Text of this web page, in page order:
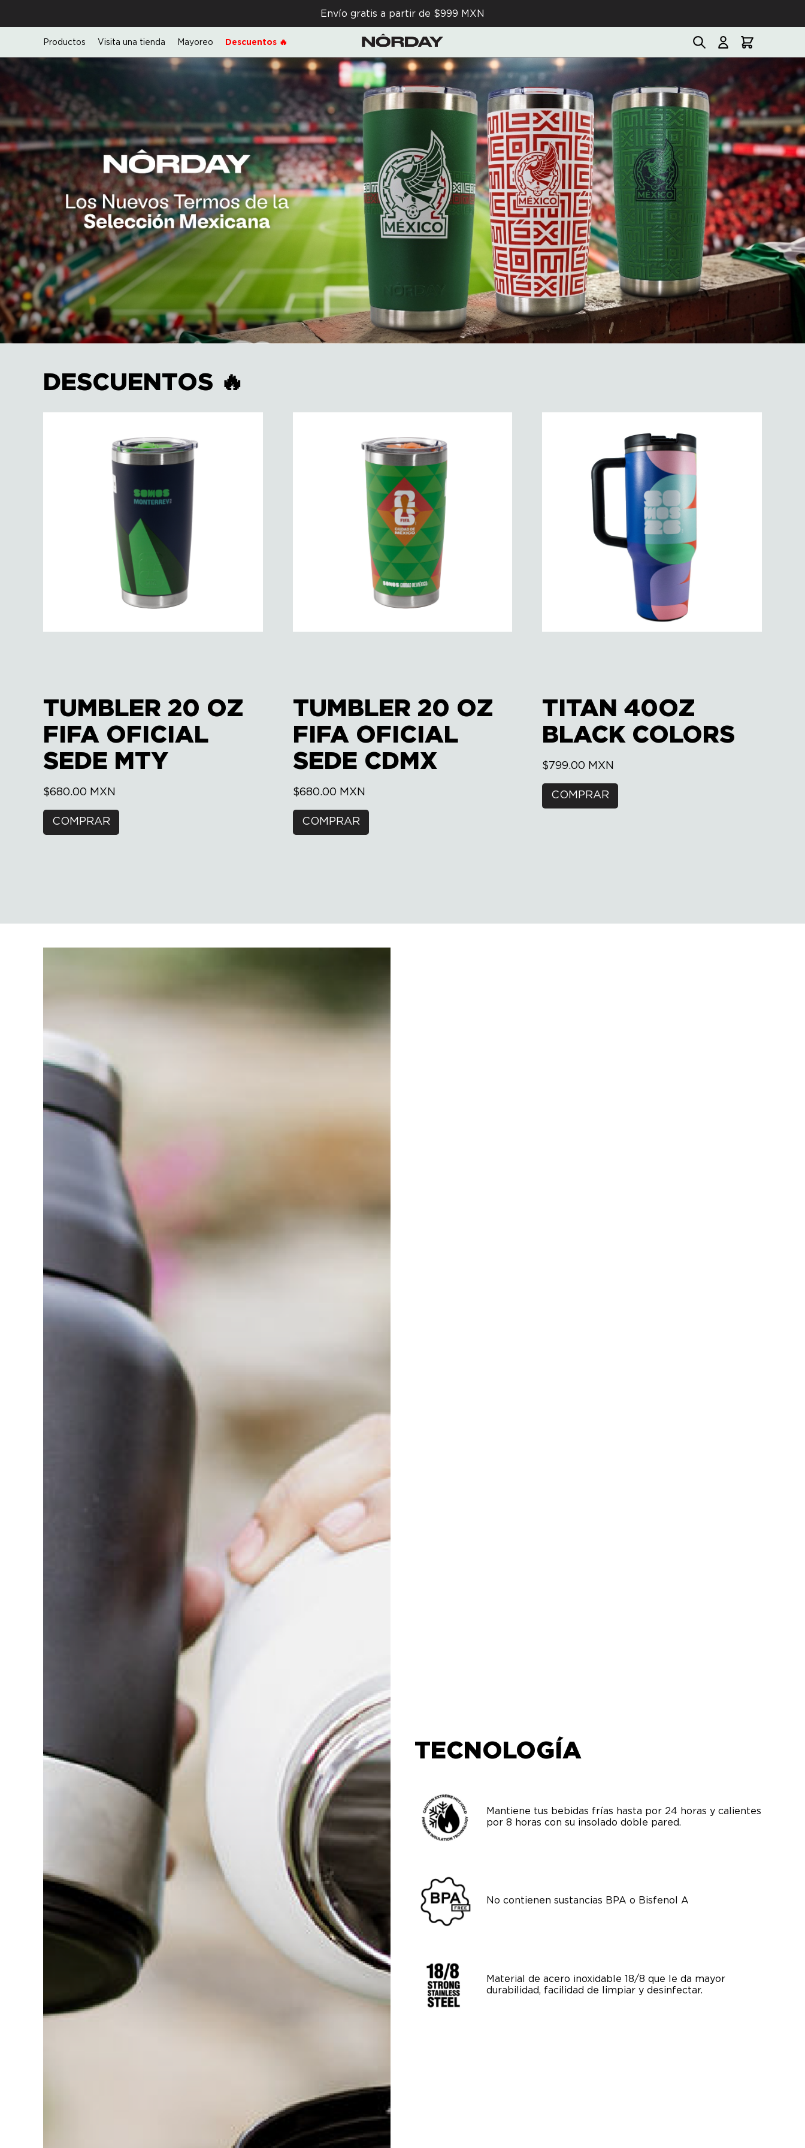
Envío gratis a partir de $999 MXN
Productos Visita una tienda Mayoreo Descuentos 🔥
DESCUENTOS 🔥
TUMBLER 20 OZ
FIFA OFICIAL
SEDE MTY
$680.00 MXN
COMPRAR
TUMBLER 20 OZ
FIFA OFICIAL
SEDE CDMX
$680.00 MXN
COMPRAR
TITAN 40OZ
BLACK COLORS
$799.00 MXN
COMPRAR
TECNOLOGÍA
Mantiene tus bebidas frías hasta por 24 horas y calientes
por 8 horas con su insolado doble pared.
No contienen sustancias BPA o Bisfenol A
Material de acero inoxidable 18/8 que le da mayor
durabilidad, facilidad de limpiar y desinfectar.